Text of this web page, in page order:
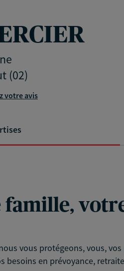
(02)
votre avis
famille,
vous protégeons, vous,
besoins en prévoyance,